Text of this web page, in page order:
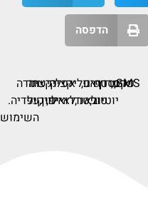
הדפסה
SMS,
פקס,
אינסטגרם,
ערוץ
יוטיוב,
דף
טוויטר,
אפליקציה
לאנדרואיד,
אפליקציה
לאייפון,
קישור
לויקיפדיה.
תודה
על
השימוש.